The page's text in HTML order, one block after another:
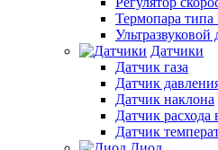
Термопара
Ультразвуковой
Датчики
Датчик газа
Датчик
Датчик наклона
Датчик расхода
Датчик